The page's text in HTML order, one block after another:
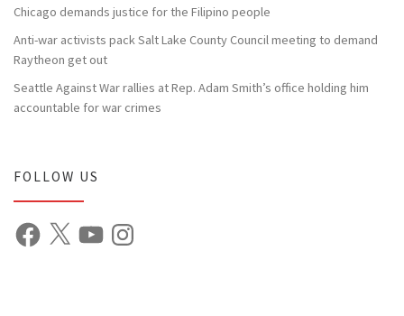
Chicago demands justice for the Filipino people
Anti-war activists pack Salt Lake County Council meeting to demand
Raytheon get out
Seattle Against War rallies at Rep. Adam Smith’s office holding him
accountable for war crimes
FOLLOW US
Facebook YouTubeInstagram